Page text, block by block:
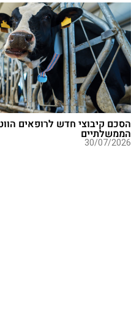
הסכם קיבוצי חדש לרופאים
הממשלתיים
30/07/2026